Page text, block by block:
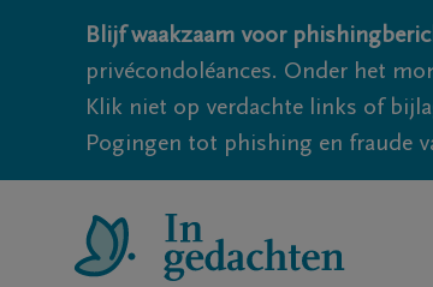
Blijf waakzaam voor
privécondoléances. Onder het
Klik niet op verdachte links of
Pogingen tot phishing en fraude